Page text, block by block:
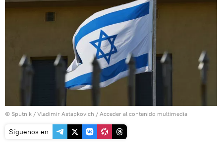
© Sputnik / Vladimir Astapkovich / Acceder al contenido multimedia
Síguenos en